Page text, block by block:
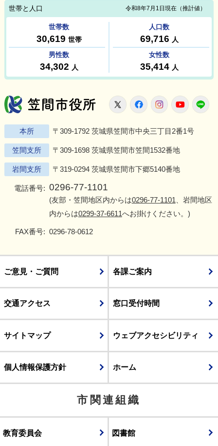
笠間市役所
X FacebookInstagram
本所 〒309-1792 茨城県笠間市中央三丁目2番1号
笠間支所 〒309-1698 茨城県笠間市笠間1532番地
岩間支所 〒319-0294 茨城県笠間市下郷5140番地
電話番号: 0296-77-1101
(友部・笠間地区内からは0296-77-1101 、岩間地区
内からは0299-37-6611へお掛けください。)
FAX番号: 0296-78-0612
ご意見・ご質問 各課ご案内
交通アクセス 窓口受付時間
サイトマップ ウェブアクセシビリティ
個人情報保護方針 ホーム
市関連組織
教育委員会 図書館